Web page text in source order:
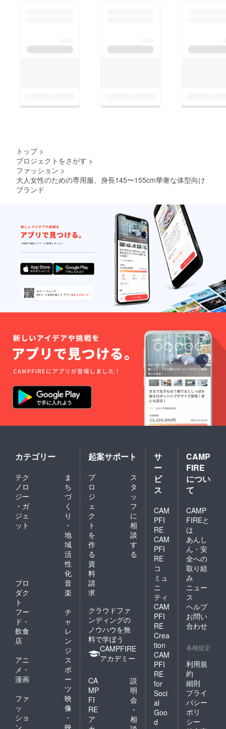
トップ >
プロジェクトをさがす >
ファッション >
大人女性のための専用服、身長145〜155cm華奢な体型向け
ブランド
カテゴリー
テク
ノロ
ジー
・ガ
ジェ
ット
ま
ち
づ
く
り
・
地
域
活
性
化
プロ
ダク
ト
音
楽
フー
ド・
飲食
店
チ
ャ
レ
ン
ジ
アニ
メ・
漫画
ス
ポ
ー
ツ
ファ
ッ
ショ
映
像
・
起案サポート
プ
ロ
ジ
ェ
ク
ト
を
作
る
ス
タ
ッ
フ
に
相
談
す
る
資
料
請
求
クラウドファ
ンディングの
ノウハウを無
料で学ぼう
CAMPFIRE
アカデミー
CA
MP
FI
RE
ア
説
明
会
・
相
サ
ー
ビ
ス
CAM
PFI
RE
CAM
PFI
RE
コ
ミュ
ニ
ティ
CAM
PFI
RE
Crea
tion
CAM
PFI
RE
for
Soci
al
Goo
d
CAMP
FIRE
につい
て
CAMP
FIREと
は
あんし
ん・安
全への
取り組
み
ニュー
ス
ヘルプ
お問い
合わせ
各種規定
利用規
約
細則
プライ
バシー
ポリ
シー